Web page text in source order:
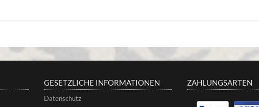
GESETZLICHE INFORMATIONEN
Datenschutz
ZAHLUNGSARTEN